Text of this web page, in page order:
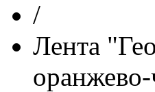
/
Лента